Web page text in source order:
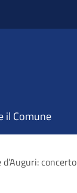
il Comune
d’Auguri: